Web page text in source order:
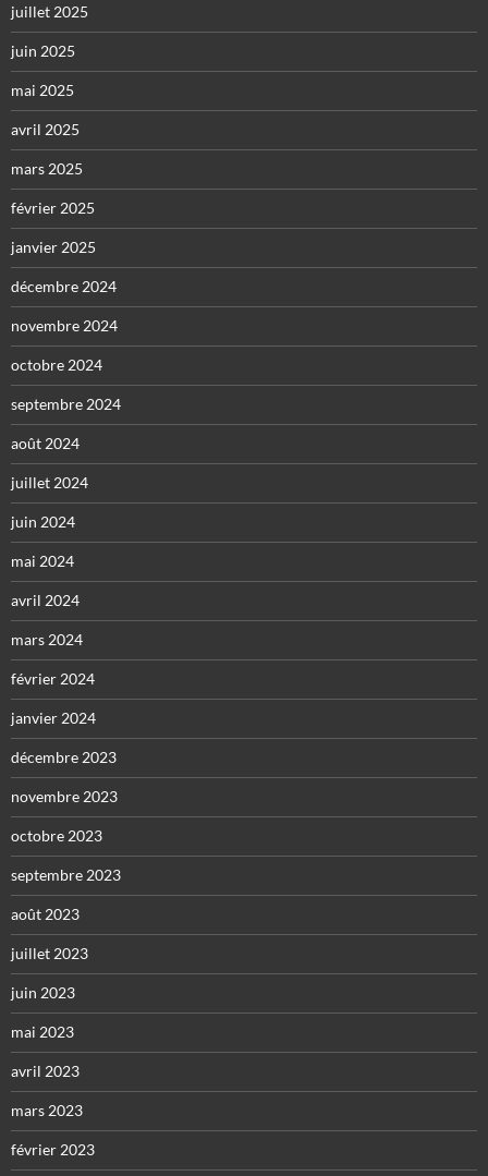
juillet 2025
juin 2025
mai 2025
avril 2025
mars 2025
février 2025
janvier 2025
décembre 2024
novembre 2024
octobre 2024
septembre 2024
août 2024
juillet 2024
juin 2024
mai 2024
avril 2024
mars 2024
février 2024
janvier 2024
décembre 2023
novembre 2023
octobre 2023
septembre 2023
août 2023
juillet 2023
juin 2023
mai 2023
avril 2023
mars 2023
février 2023